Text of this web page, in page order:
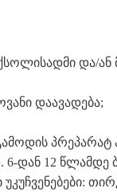
და/ან
დაავადება;
დან 12 წლამდე